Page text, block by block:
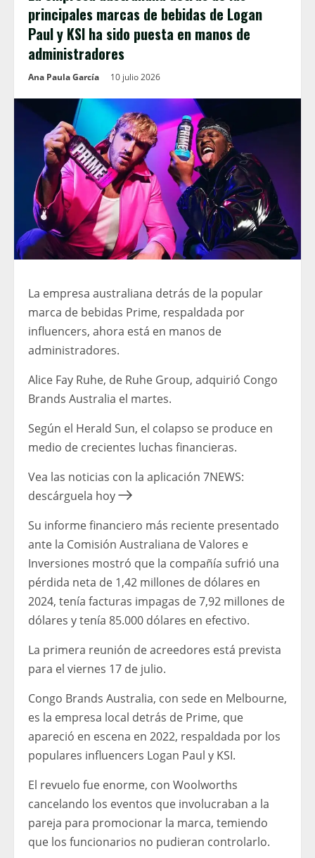
principales marcas de bebidas de Logan
Paul y KSI ha sido puesta en manos de
administradores
Ana Paula García 10 julio 2026
La empresa australiana detrás de la popular
marca de bebidas Prime, respaldada por
influencers, ahora está en manos de
administradores.
Alice Fay Ruhe, de Ruhe Group, adquirió Congo
Brands Australia el martes.
Según el Herald Sun, el colapso se produce en
medio de crecientes luchas financieras.
Vea las noticias con la aplicación 7NEWS:
descárguela hoy
Su informe financiero más reciente presentado
ante la Comisión Australiana de Valores e
Inversiones mostró que la compañía sufrió una
pérdida neta de 1,42 millones de dólares en
2024, tenía facturas impagas de 7,92 millones de
dólares y tenía 85.000 dólares en efectivo.
La primera reunión de acreedores está prevista
para el viernes 17 de julio.
Congo Brands Australia, con sede en Melbourne,
es la empresa local detrás de Prime, que
apareció en escena en 2022, respaldada por los
populares influencers Logan Paul y KSI.
El revuelo fue enorme, con Woolworths
cancelando los eventos que involucraban a la
pareja para promocionar la marca, temiendo
que los funcionarios no pudieran controlarlo.